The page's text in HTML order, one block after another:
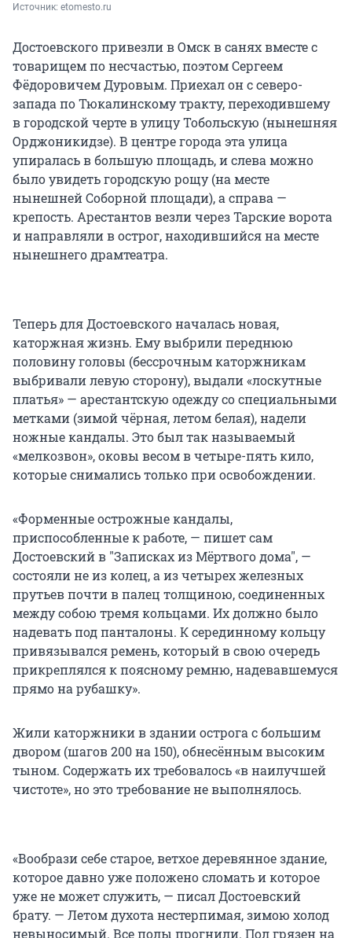
Источник: etomesto.ru
Достоевского привезли в Омск в санях вместе с
товарищем по несчастью, поэтом Сергеем
Фёдоровичем Дуровым. Приехал он с северо-
запада по Тюкалинскому тракту, переходившему
в городской черте в улицу Тобольскую (нынешняя
Орджоникидзе). В центре города эта улица
упиралась в большую площадь, и слева можно
было увидеть городскую рощу (на месте
нынешней Соборной площади), а справа —
крепость. Арестантов везли через Тарские ворота
и направляли в острог, находившийся на месте
нынешнего драмтеатра.
Теперь для Достоевского началась новая,
каторжная жизнь. Ему выбрили переднюю
половину головы (бессрочным каторжникам
выбривали левую сторону), выдали «лоскутные
платья» — арестантскую одежду со специальными
метками (зимой чёрная, летом белая), надели
ножные кандалы. Это был так называемый
«мелкозвон», оковы весом в четыре-пять кило,
которые снимались только при освобождении.
«Форменные острожные кандалы,
приспособленные к работе, — пишет сам
Достоевский в "Записках из Мёртвого дома", —
состояли не из колец, а из четырех железных
прутьев почти в палец толщиною, соединенных
между собою тремя кольцами. Их должно было
надевать под панталоны. К серединному кольцу
привязывался ремень, который в свою очередь
прикреплялся к поясному ремню, надевавшемуся
прямо на рубашку».
Жили каторжники в здании острога с большим
двором (шагов 200 на 150), обнесённым высоким
тыном. Содержать их требовалось «в наилучшей
чистоте», но это требование не выполнялось.
«Вообрази себе старое, ветхое деревянное здание,
которое давно уже положено сломать и которое
уже не может служить, — писал Достоевский
брату. — Летом духота нестерпимая, зимою холод
невыносимый. Все полы прогнили. Пол грязен на